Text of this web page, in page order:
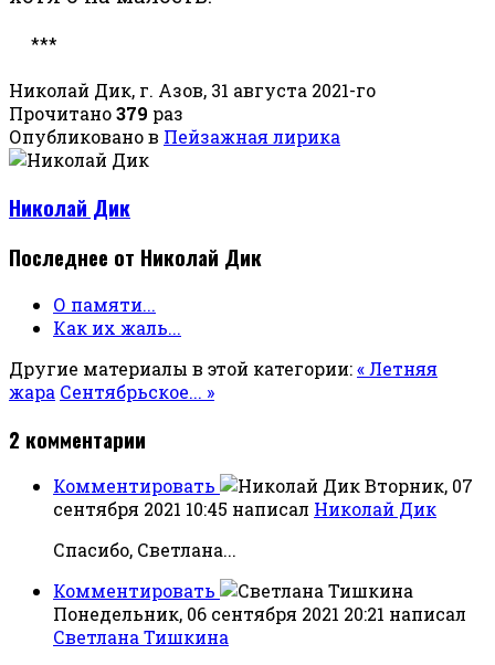
***
Николай Дик, г. Азов, 31 августа 2021-го
Прочитано379 раз
Опубликовано в Пейзажная лирика
Николай Дик
Последнее от Николай Дик
О памяти...
Как их жаль...
Другие материалы в этой категории:« Летняя
жара Сентябрьское... »
2 комментарии
Комментировать
Вторник, 07
сентября 2021 10:45 написал Николай Дик
Спасибо, Светлана...
Комментировать
Понедельник, 06 сентября 2021 20:21 написал
Светлана Тишкина